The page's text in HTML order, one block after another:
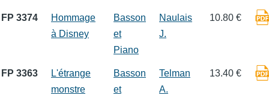
FP 3374
Hommage
à Disney
Basson
et
Piano
Naulais
J.
10.80 €
FP 3363
L'étrange
monstre
Basson
et
Telman
A.
13.40 €